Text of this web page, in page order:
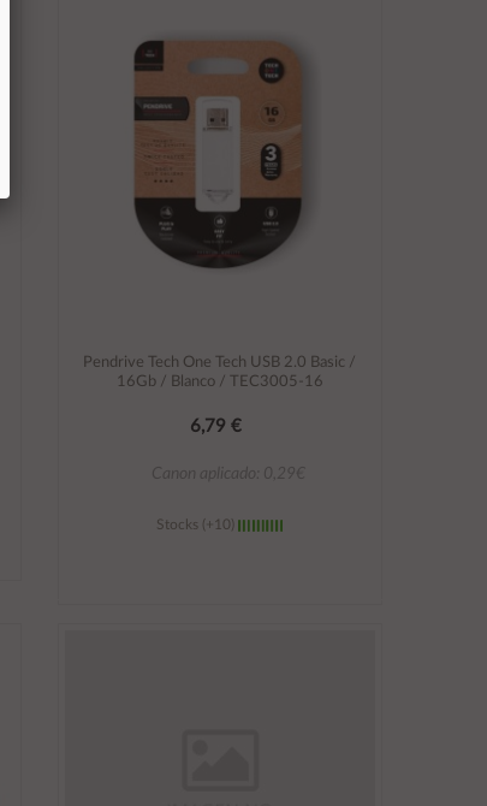
Pendrive Tech One Tech USB 2.0 Basic /
16Gb / Blanco / TEC3005-16
6,79 €
Canon aplicado: 0,29€
Stocks (+10)